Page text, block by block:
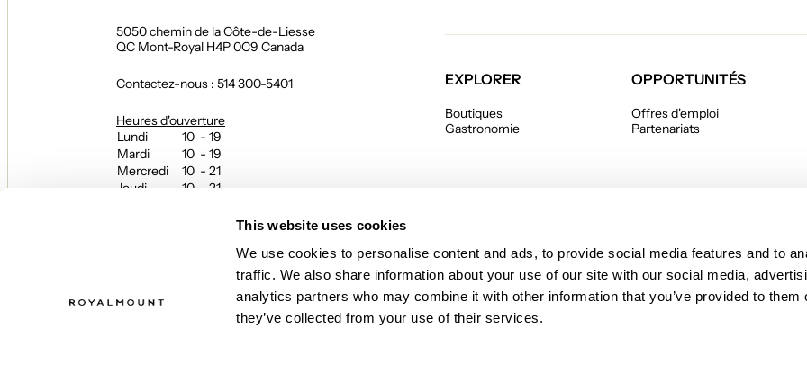
This website uses cookies
We use cookies to personalise content and ads, to provide social media features and to
traffic. We also share information about your use of our site with our social media,
analytics partners who may combine it with other information that you’ve provided to them
they’ve collected from your use of their services.
EXPLORER
Boutiques
Gastronomie
OPPORTUNITÉS
Offres d'emploi
Partenariats
5050 chemin de la Côte-de-Liesse
QC Mont-Royal H4P 0C9 Canada
Contactez-nous : 514 300-5401
Heures d'ouverture
Lundi
10 - 19
Mardi
10 - 19
Mercredi
10 - 21
Jeudi
10 - 21
Heures d’ouverture des restaurants
L’expérience se poursuit jusqu’en soirée!
Les heures peuvent varier — contactez directement le